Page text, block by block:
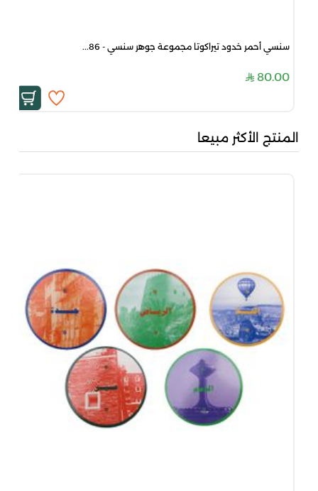
سنسي أحمر خدود تيراكوتا مجموعة جوهر سنسي - 86...
80.00
المنتج الأكثر مبيعا